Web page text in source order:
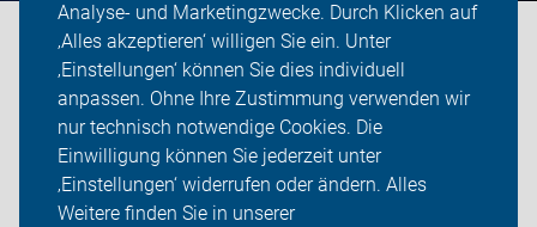
Analyse- und Marketingzwecke. Durch Klicken auf
‚Alles akzeptieren‘ willigen Sie ein. Unter
‚Einstellungen‘ können Sie dies individuell
anpassen. Ohne Ihre Zustimmung verwenden wir
nur technisch notwendige Cookies. Die
Einwilligung können Sie jederzeit unter
‚Einstellungen‘ widerrufen oder ändern. Alles
Weitere finden Sie in unserer
Hans-Peter Schöneweiß © FDP Essen
Die bisherigen Maßnahmen haben
allein aus politischem Kalkül zu
erheblichen Problemen geführt, die
sowohl von der Stadtverwaltung als
auch von der politischen